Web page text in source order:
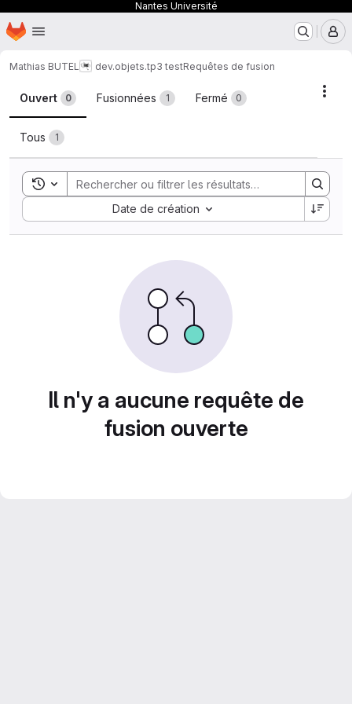
Nantes Université
Passer au contenu principal
Page d'accueil
Mathias BUTEL dev.objets.tp3 testRequêtes de fusion
Requêtes de fusion
Ouvert 0 Fusionnées 1 Fermé 0
Tous 1
Toggle search history
Date de création
Sort by:
Il n'y a aucune requête de
fusion ouverte